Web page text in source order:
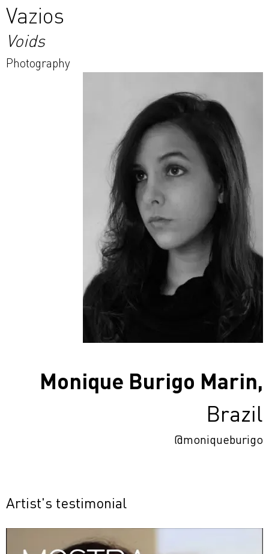
Vazios
Voids
Photography
Monique Burigo Marin,
Brazil
@moniqueburigo
Artist's testimonial